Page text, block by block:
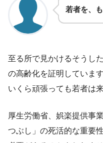
若者を、
至る所で見かけるそうし
の高齢化を証明していま
いくら頑張っても若者は
厚生労働省、娯楽提供事
つぶし」の死活的な重要